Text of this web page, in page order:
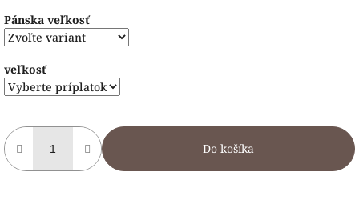
Pánska veľkosť
veľkosť
Do košíka